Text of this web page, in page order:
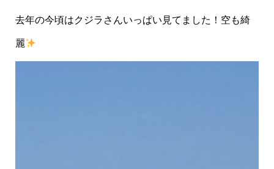
去年の今頃はクジラさんいっぱい見てました！空も綺
麗